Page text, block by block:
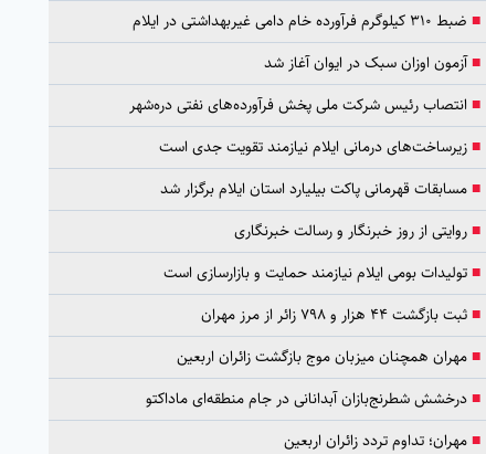
■ ضبط ۳۱۰ کیلوگرم فرآورده خام دامی غیربهداشتی در ایلام
■آزمون اوزان سبک در ایوان آغاز شد
■ انتصاب رئیس شرکت ملی پخش فرآورده‌های نفتی دره‌شهر
■زیرساخت‌های درمانی ایلام نیازمند تقویت جدی است
■مسابقات قهرمانی پاکت بیلیارد استان ایلام برگزار شد
■روایتی از روز خبرنگار و رسالت خبرنگاری
■تولیدات بومی ایلام نیازمند حمایت و بازارسازی است
■ثبت بازگشت ۴۴ هزار و ۷۹۸ زائر از مرز مهران
■مهران همچنان میزبان موج بازگشت زائران اربعین
■درخشش شطرنج‌بازان آبدانانی در جام منطقه‌ای ماداکتو
■مهران؛ تداوم تردد زائران اربعین